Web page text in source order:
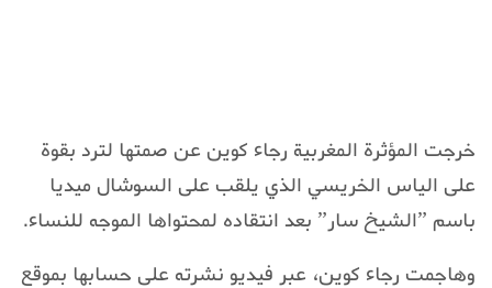
خرجت المؤثرة المغربية رجاء كوين عن صمتها لترد بقوة
على الياس الخريسي الذي يلقب على السوشال ميديا
باسم ”الشيخ سار” بعد انتقاده لمحتواها الموجه للنساء.
وهاجمت رجاء كوين، عبر فيديو نشرته على حسابها بموقع